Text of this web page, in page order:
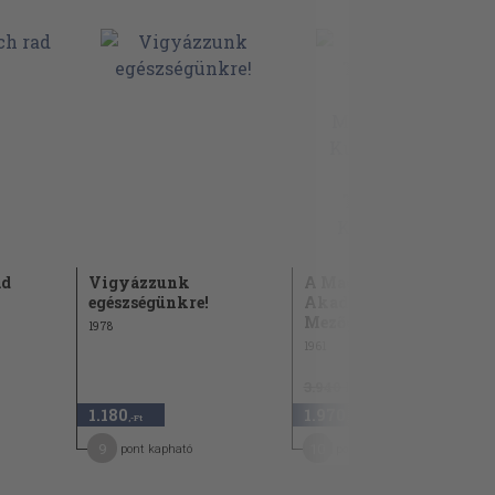
Vigyázzunk
egészségünkre!
1978
1.180 ,-Ft
pont kapható
A Magyar Tudományos
Akadémia
Mezőgazdasági...